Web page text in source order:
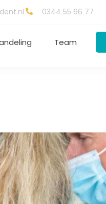
0344 55 66 77
Team